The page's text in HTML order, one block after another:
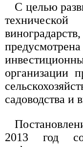
С целью
организации
садоводства и
2013 год